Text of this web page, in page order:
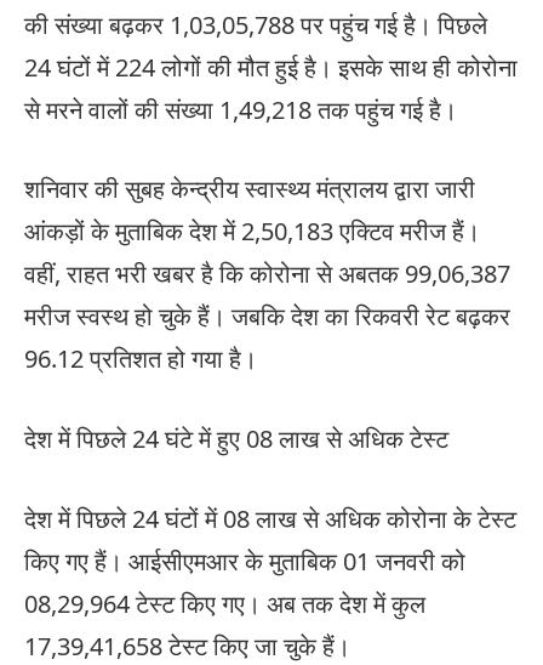
की संख्या बढ़कर 1,03,05,788 पर पहुंच गई है। पिछले
24 घंटों में 224 लोगों की मौत हुई है। इसके साथ ही कोरोना
से मरने वालों की संख्या 1,49,218 तक पहुंच गई है।
शनिवार की सुबह केन्द्रीय स्वास्थ्य मंत्रालय द्वारा जारी
आंकड़ों के मुताबिक देश में 2,50,183 एक्टिव मरीज हैं।
वहीं, राहत भरी खबर है कि कोरोना से अबतक 99,06,387
मरीज स्वस्थ हो चुके हैं। जबकि देश का रिकवरी रेट बढ़कर
96.12 प्रतिशत हो गया है।
देश में पिछले 24 घंटे में हुए 08 लाख से अधिक टेस्ट
देश में पिछले 24 घंटों में 08 लाख से अधिक कोरोना के टेस्ट
किए गए हैं। आईसीएमआर के मुताबिक 01 जनवरी को
08,29,964 टेस्ट किए गए। अब तक देश में कुल
17,39,41,658 टेस्ट किए जा चुके हैं।